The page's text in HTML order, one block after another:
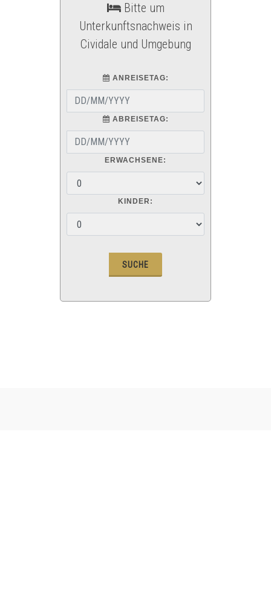
Bitte um
Unterkunftsnachweis in
Cividale und Umgebung
ANREISETAG:
ABREISETAG:
ERWACHSENE:
KINDER: